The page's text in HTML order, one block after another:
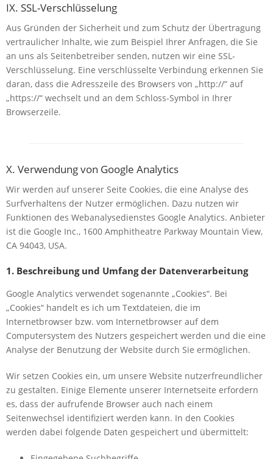
IX. SSL-Verschlüsselung
Aus Gründen der Sicherheit und zum Schutz der Übertragung
vertraulicher Inhalte, wie zum Beispiel Ihrer Anfragen, die Sie
an uns als Seitenbetreiber senden, nutzen wir eine SSL-
Verschlüsselung. Eine verschlüsselte Verbindung erkennen Sie
daran, dass die Adresszeile des Browsers von „http://“ auf
„https://“ wechselt und an dem Schloss-Symbol in Ihrer
Browserzeile.
X. Verwendung von Google Analytics
Wir werden auf unserer Seite Cookies, die eine Analyse des
Surfverhaltens der Nutzer ermöglichen. Dazu nutzen wir
Funktionen des Webanalysedienstes Google Analytics. Anbieter
ist die Google Inc., 1600 Amphitheatre Parkway Mountain View,
CA 94043, USA.
1. Beschreibung und Umfang der Datenverarbeitung
Google Analytics verwendet sogenannte „Cookies“. Bei
„Cookies“ handelt es ich um Textdateien, die im
Internetbrowser bzw. vom Internetbrowser auf dem
Computersystem des Nutzers gespeichert werden und die eine
Analyse der Benutzung der Website durch Sie ermöglichen.
Wir setzen Cookies ein, um unsere Website nutzerfreundlicher
zu gestalten. Einige Elemente unserer Internetseite erfordern
es, dass der aufrufende Browser auch nach einem
Seitenwechsel identifiziert werden kann. In den Cookies
werden dabei folgende Daten gespeichert und übermittelt: